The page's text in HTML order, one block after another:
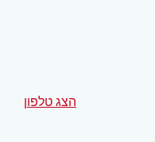
הצג טלפון